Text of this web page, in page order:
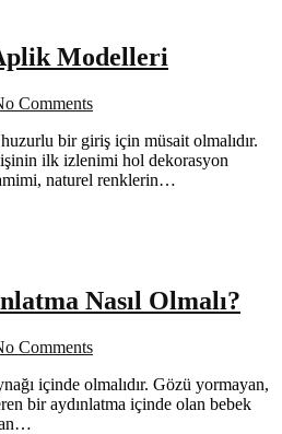
Modelleri
Comments
bir giriş için müsait olmalıdır.
ilk izlenimi hol dekorasyon
naturel renklerin…
Nasıl Olmalı?
Comments
içinde olmalıdır. Gözü yormayan,
bir aydınlatma içinde olan bebek